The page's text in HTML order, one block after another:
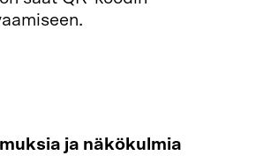
ja näkökulmia